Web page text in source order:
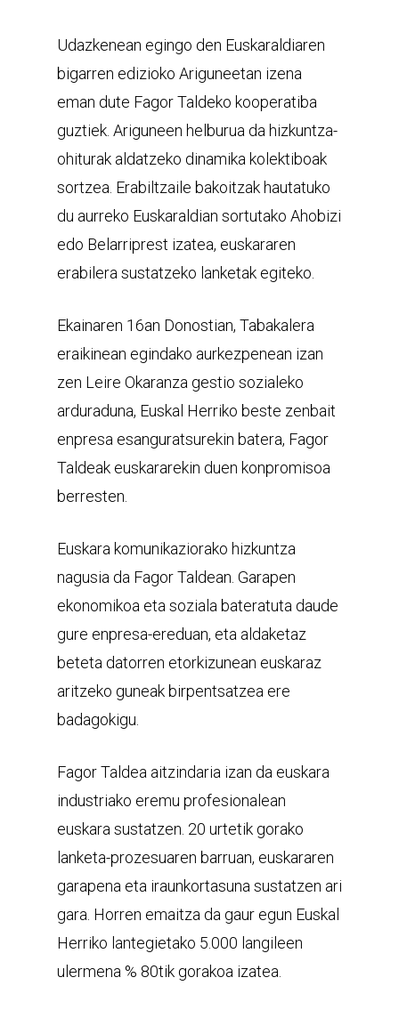
Udazkenean egingo den Euskaraldiaren
bigarren edizioko Ariguneetan izena
eman dute Fagor Taldeko kooperatiba
guztiek. Ariguneen helburua da hizkuntza-
ohiturak aldatzeko dinamika kolektiboak
sortzea. Erabiltzaile bakoitzak hautatuko
du aurreko Euskaraldian sortutako Ahobizi
edo Belarriprest izatea, euskararen
erabilera sustatzeko lanketak egiteko.
Ekainaren 16an Donostian, Tabakalera
eraikinean egindako aurkezpenean izan
zen Leire Okaranza gestio sozialeko
arduraduna, Euskal Herriko beste zenbait
enpresa esanguratsurekin batera, Fagor
Taldeak euskararekin duen konpromisoa
berresten.
Euskara komunikaziorako hizkuntza
nagusia da Fagor Taldean. Garapen
ekonomikoa eta soziala bateratuta daude
gure enpresa-ereduan, eta aldaketaz
beteta datorren etorkizunean euskaraz
aritzeko guneak birpentsatzea ere
badagokigu.
Fagor Taldea aitzindaria izan da euskara
industriako eremu profesionalean
euskara sustatzen. 20 urtetik gorako
lanketa-prozesuaren barruan, euskararen
garapena eta iraunkortasuna sustatzen ari
gara. Horren emaitza da gaur egun Euskal
Herriko lantegietako 5.000 langileen
ulermena % 80tik gorakoa izatea.